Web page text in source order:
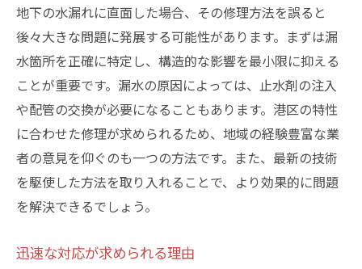
地下の水漏れに直面した場合、その修理方法を誤ると
後々大きな問題に発展する可能性があります。まずは漏
水箇所を正確に特定し、構造的な影響を最小限に抑える
ことが重要です。漏水の原因によっては、止水剤の注入
や配管の交換が必要になることもあります。港区の特性
に合わせた修理が求められるため、地域の経験豊富な業
者の意見を仰ぐのも一つの方法です。また、最新の技術
を駆使した方法を取り入れることで、より効果的に問題
を解決できるでしょう。
迅速な対応が求められる理由